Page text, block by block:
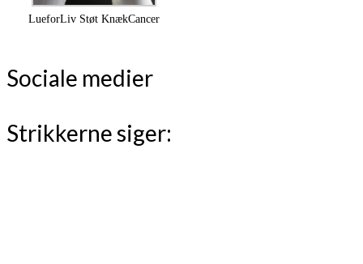
LueforLiv Støt KnækCancer
Sociale medier
Strikkerne siger: